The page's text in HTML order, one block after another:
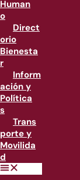
Human
o
Direct
orio
Bienesta
r
Inform
ación y
Política
s
Trans
porte y
Movilida
d